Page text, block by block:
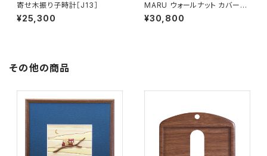
寄せ木振り子時計［J13］
¥25,300
MARU ウォールナット カバーあ
り サイズ大 MARU-C1
¥30,800
その他の商品